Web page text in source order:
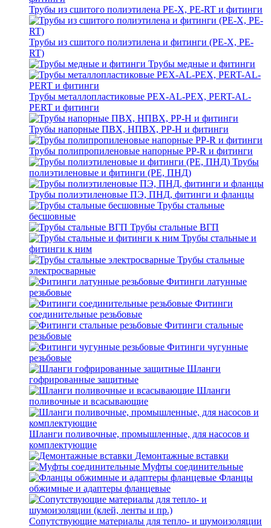
Трубы из сшитого полиэтилена PE-X, PE-RT и фитинги
Трубы из сшитого полиэтилена и фитинги (PE-X, PE-
RT)
Трубы медные и фитинги
Трубы металлопластиковые PEX-AL-PEX, PERT-AL-
PERT и фитинги
Трубы напорные ПВХ, НПВХ, PP-H и фитинги
Трубы полипропиленовые напорные PP-R и фитинги
Трубы
полиэтиленовые и фитинги (PE, ПНД)
Трубы полиэтиленовые ПЭ, ПНД, фитинги и фланцы
Трубы стальные
бесшовные
Трубы стальные ВГП
Трубы стальные и
фитинги к ним
Трубы стальные
электросварные
Фитинги латунные
резьбовые
Фитинги
соединительные резьбовые
Фитинги стальные
резьбовые
Фитинги чугунные
резьбовые
Шланги
гофрированные защитные
Шланги
поливочные и всасывающие
Шланги поливочные, промышленные, для насосов и
комплектующие
Демонтажные вставки
Муфты соединительные
Фланцы
обжимные и адаптеры фланцевые
Сопутствующие материалы для тепло- и шумоизоляции